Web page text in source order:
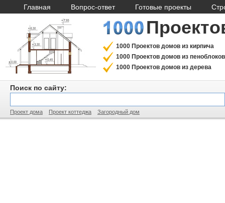
Главная Вопрос-ответ Готовые проекты
1000 Проектов домов из кирпича
1000 Проектов домов из пеноблоков
1000 Проектов домов из дерева
Поиск по сайту:
Проект дома Проект коттеджа Загородный дом